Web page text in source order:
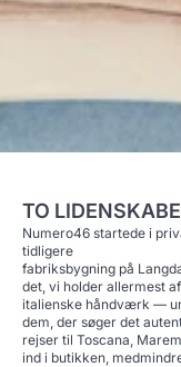
TO
Numero46 startede i
tidligere
fabriksbygning på
det, vi holder allermest
italienske håndværk —
dem, der søger det
rejser til Toscana,
ind i butikken,